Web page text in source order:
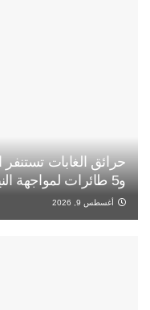
و5 طائرات لمواجهة النيران
أغسطس 9, 2026